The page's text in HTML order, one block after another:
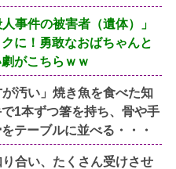
事件の被害者（遺体）」
に！勇敢なおばちゃんと
がこちらｗｗ
が汚い」焼き魚を食べた知
1本ずつ箸を持ち、骨や手
テーブルに並べる・・・
合い、たくさん受けさせ